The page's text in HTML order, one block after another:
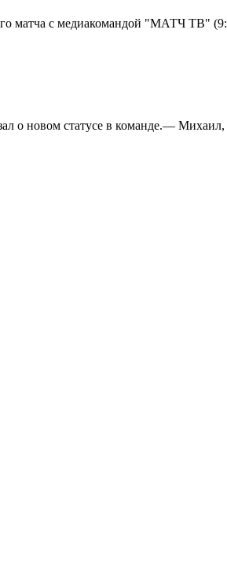
матча с медиакомандой "МАТЧ ТВ"
о новом статусе в команде.—